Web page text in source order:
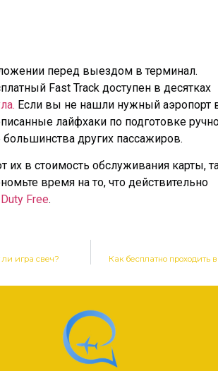
перед выездом в терминал.
Fast Track доступен в десятках
Если вы не нашли нужный аэропорт
лайфхаки по подготовке
других пассажиров.
в стоимость обслуживания карты,
время на то, что действительно
Duty Free.
игра свеч? Как бесплатно проходить